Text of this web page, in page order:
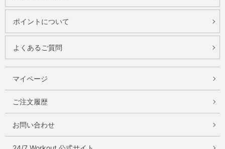
ポイントについて
よくあるご質問
マイページ
ご注文履歴
お問い合わせ